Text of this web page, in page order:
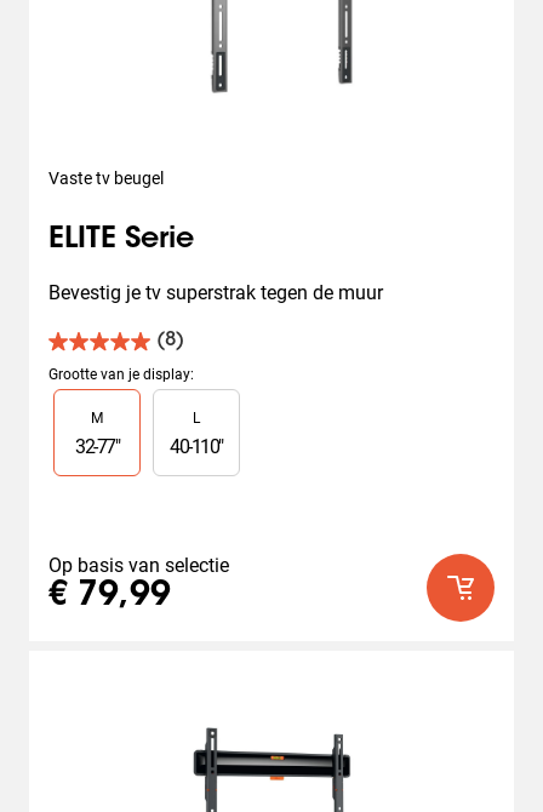
Vaste tv beugel
ELITE Serie
Bevestig je tv superstrak tegen de muur
(8)
5.0
van
de
sterren.
8
Grootte van je display:
Slide 1 of 2
M
32-77"
L
40-110"
Op basis van selectie
€ 79,99